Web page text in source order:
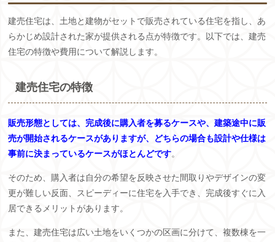
建売住宅は、土地と建物がセットで販売されている住宅を指し、あ
らかじめ設計された家が提供される点が特徴です。以下では、建売
住宅の特徴や費用について解説します。
建売住宅の特徴
販売形態としては、完成後に購入者を募るケースや、建築途中に販
売が開始されるケースがありますが、どちらの場合も設計や仕様は
事前に決まっているケースがほとんどです。
そのため、購入者は自分の希望を反映させた間取りやデザインの変
更が難しい反面、スピーディーに住宅を入手でき、完成後すぐに入
居できるメリットがあります。
また、建売住宅は広い土地をいくつかの区画に分けて、複数棟を一